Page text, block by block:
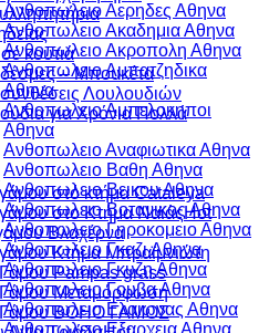
κουτιά
– Μπουκέτα
Λουλουδιών
για Χρόνια Πολλά
στό κτήμα Cataleya
στο Κτήμα Ναϊάς
Βλαχέρνα
Κτήμα Μπραϊμνιώτη
Γάμου Pampas grass
Γάμου Μεταμόρφωση
Γάμου BOHO ΓΑΜΟΣ
Ανθοπωλειο Αερηδες Αθηνα
Ανθοπωλειο Ακαδημια Αθηνα
Ανθοπωλειο Ακροπολη Αθηνα
Ανθοπωλειο Αμπατζηδικα
Αθηνα
Ανθοπωλειο Αμπελοκηποι
Αθηνα
Ανθοπωλειο Αναφιωτικα Αθηνα
Ανθοπωλειο Βαθη Αθηνα
Ανθοπωλειο Βεικου Αθηνα
Ανθοπωλειο Βοτανικος Αθηνα
Ανθοπωλειο Γηροκομειο Αθηνα
Ανθοπωλειο Γκαζι Αθηνα
Ανθοπωλειο Γκυζη Αθηνα
Ανθοπωλειο Γουβα Αθηνα
Ανθοπωλειο Ελαιωνας Αθηνα
Ανθοπωλειο Εξαρχεια Αθηνα